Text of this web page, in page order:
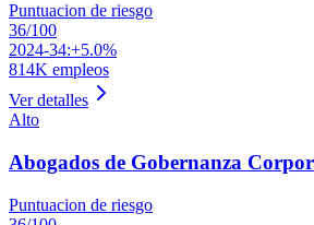
Puntuacion de riesgo
36/100
2024-34:+5.0%
814K empleos
Ver detalles
Alto
Abogados de Gobernanza
Puntuacion de riesgo